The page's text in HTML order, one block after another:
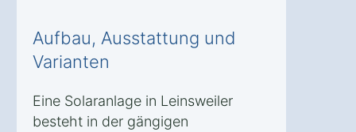
Aufbau, Ausstattung und
Varianten
Eine Solaranlage in Leinsweiler
besteht in der gängigen